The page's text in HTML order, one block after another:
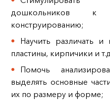
дошкольников к
конструированию;
Научить различать и
пластины, кирпичики и
Помочь
выделять основные
их по размеру и форме;